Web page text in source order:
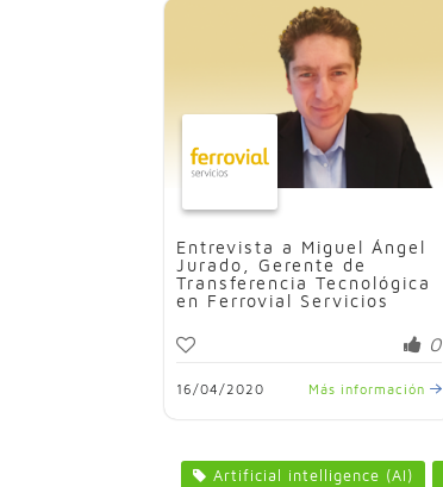
Entrevista a Miguel Ángel
Jurado, Gerente de
Transferencia Tecnológica
en Ferrovial Servicios
0
16/04/2020 Más información
Artificial intelligence (AI)